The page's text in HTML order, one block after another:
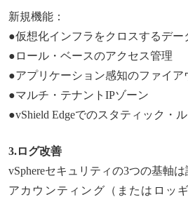
新規機能：
●仮想化インフラをクロスするデ
●ロール・ベースのアクセス管理
●アプリケーション感知のファイア
●マルチ・テナントIPゾーン
●vShield Edgeでのスタティック・
3.ログ改善
vSphereセキュリティの3つの基軸は
アカウンティング（またはロッ